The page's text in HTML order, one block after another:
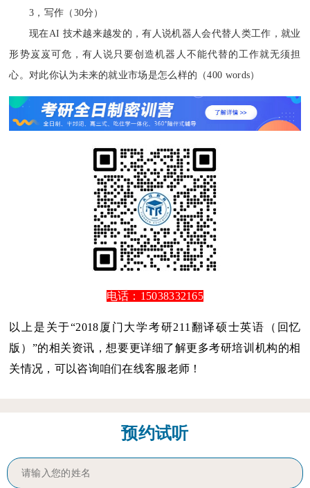
3，写作（30分）
现在AI 技术越来越发的，有人说机器人会代替人类工作，就业
形势岌岌可危，有人说只要创造机器人不能代替的工作就无须担
心。对此你认为未来的就业市场是怎么样的（400 words）
电话：15038332165
以上是关于“2018厦门大学考研211翻译硕士英语（回忆
版）”的相关资讯，想要更详细了解更多考研培训机构的相
关情况，可以咨询咱们在线客服老师！
预约试听